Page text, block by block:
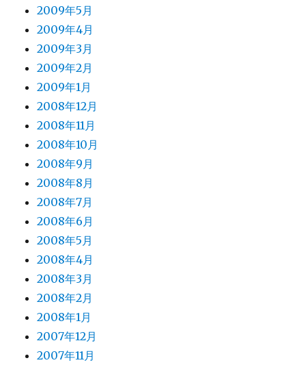
2009年5月
2009年4月
2009年3月
2009年2月
2009年1月
2008年12月
2008年11月
2008年10月
2008年9月
2008年8月
2008年7月
2008年6月
2008年5月
2008年4月
2008年3月
2008年2月
2008年1月
2007年12月
2007年11月